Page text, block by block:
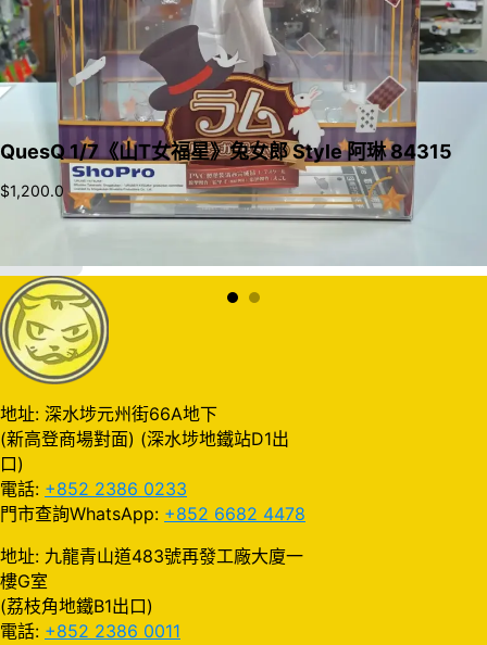
QuesQ 1/7《山T女福星》兔女郎 Style 阿琳 84315
$1,200.0
地址: 深水埗元州街66A地下
(新高登商場對面) (深水埗地鐵站D1出
口)
電話: +852 2386 0233
門市查詢WhatsApp: +852 6682 4478
地址: 九龍青山道483號再發工廠大廈一
樓G室
(荔枝角地鐵B1出口)
電話: +852 2386 0011